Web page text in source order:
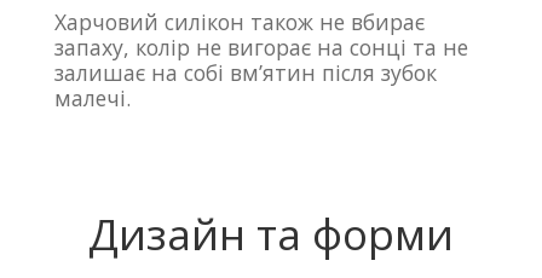
Харчовий силікон також не вбирає
запаху, колір не вигорає на сонці та не
залишає на собі вм’ятин після зубок
малечі.
Дизайн та форми